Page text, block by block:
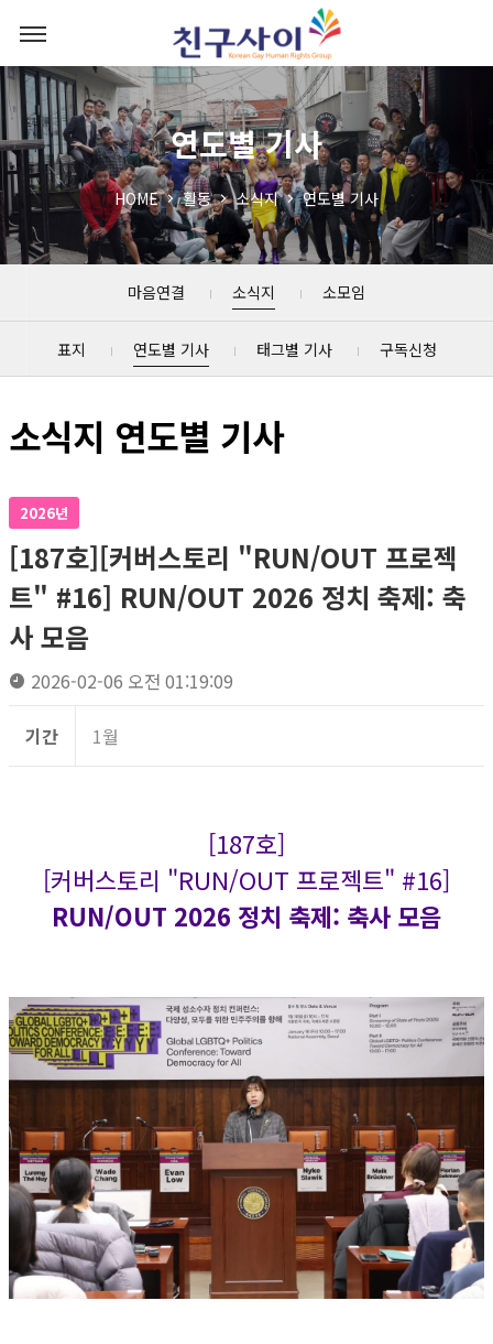
연도별 기사
HOME 활동 소식지 연도별 기사
마음연결 소식지 소모임
표지 연도별 기사 태그별 기사 구독신청
소식지 연도별 기사
2026년
[187호][커버스토리 "RUN/OUT 프로젝
트" #16] RUN/OUT 2026 정치 축제: 축
사 모음
2026-02-06 오전 01:19:09
기간 1월
[187호]
[커버스토리 "RUN/OUT 프로젝트" #16]
RUN/OUT 2026 정치 축제: 축사 모음